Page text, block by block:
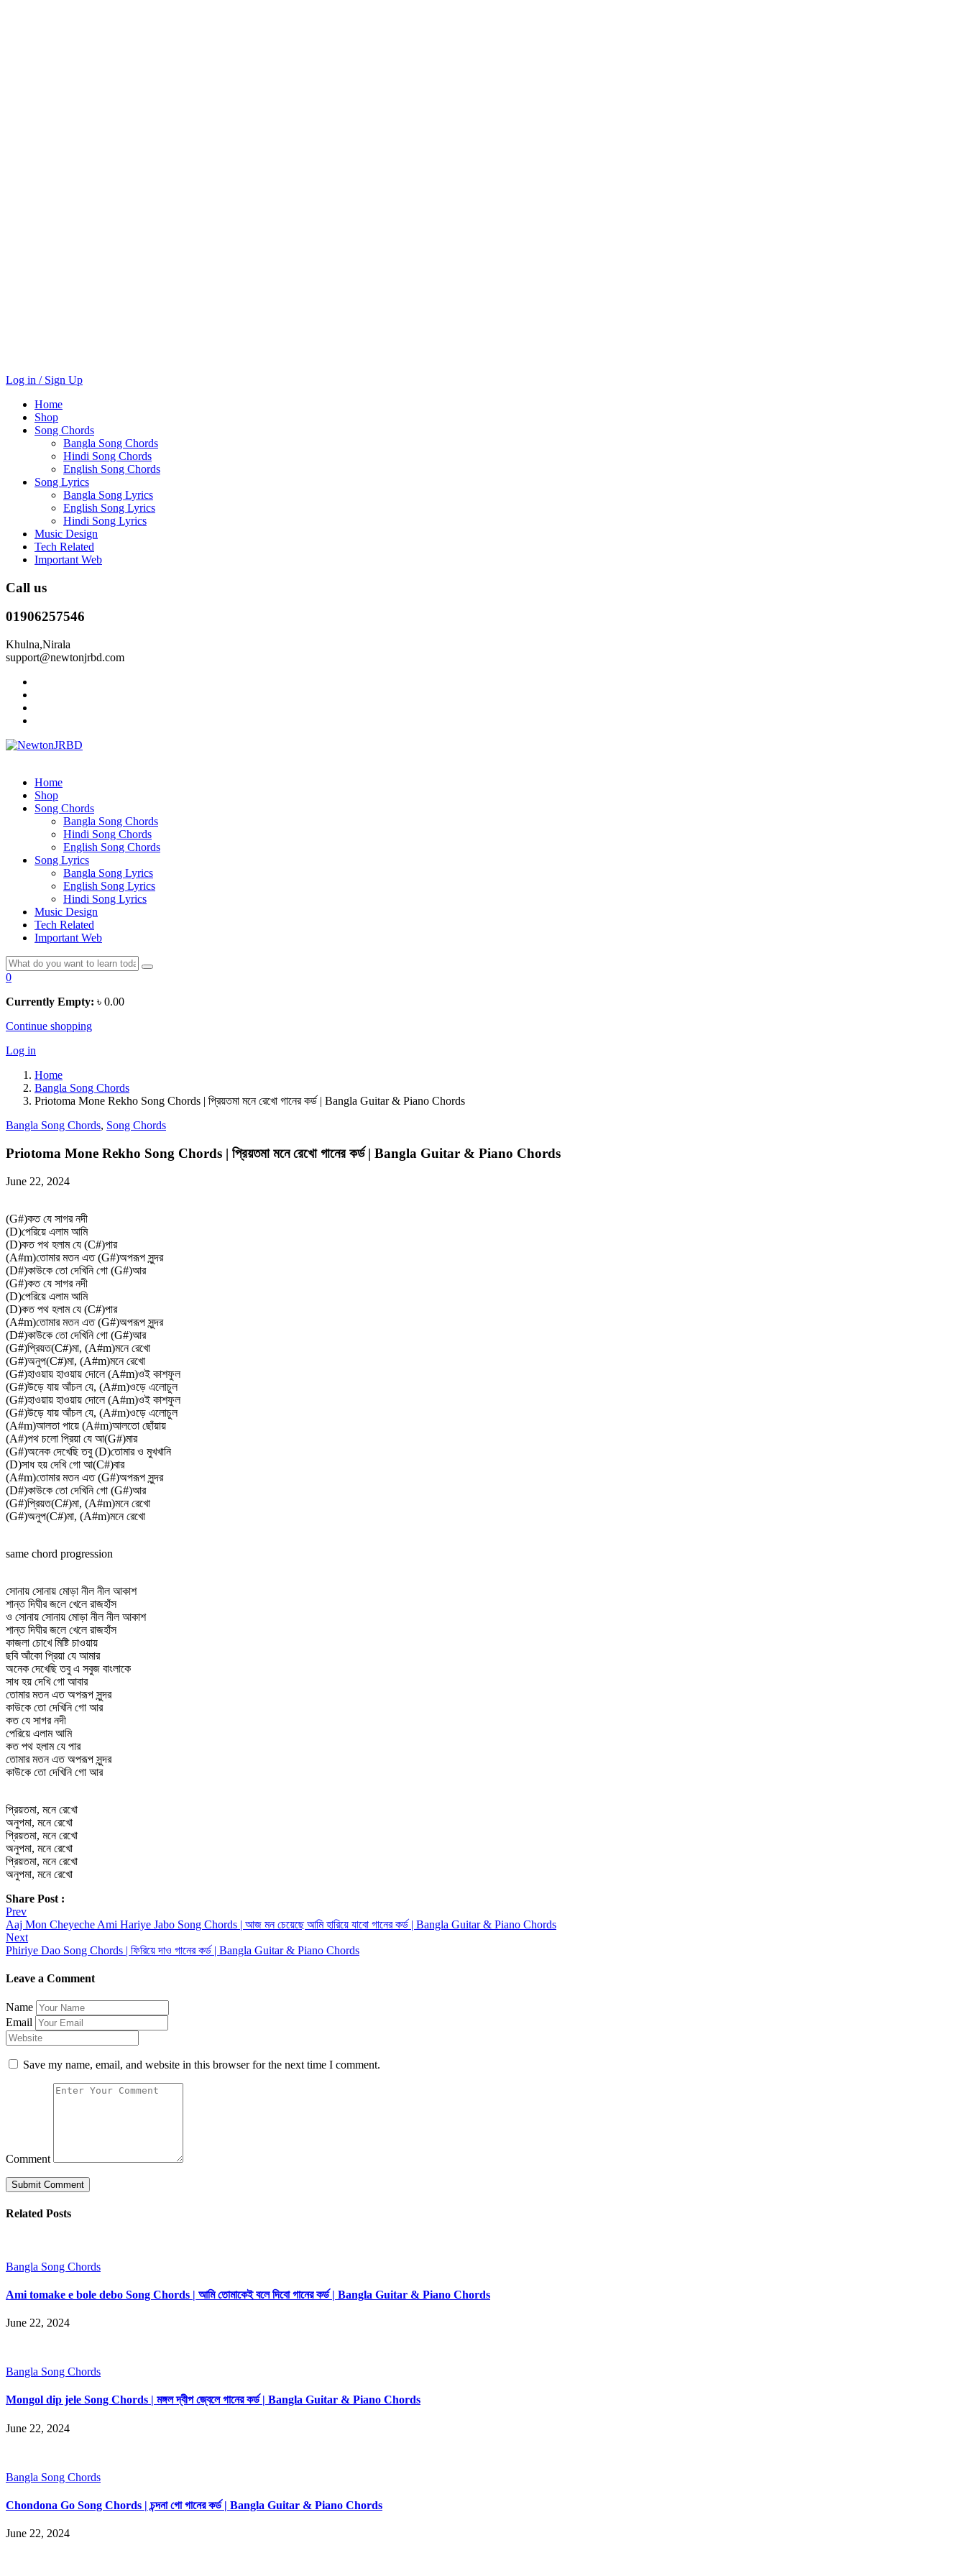
Log in / Sign Up
Home
Shop
Song Chords
Bangla Song Chords
Hindi Song Chords
English Song Chords
Song Lyrics
Bangla Song Lyrics
English Song Lyrics
Hindi Song Lyrics
Music Design
Tech Related
Important Web
Call us
01906257546
Khulna,Nirala
support@newtonjrbd.com
Home
Shop
Song Chords
Bangla Song Chords
Hindi Song Chords
English Song Chords
Song Lyrics
Bangla Song Lyrics
English Song Lyrics
Hindi Song Lyrics
Music Design
Tech Related
Important Web
0
Currently Empty: ৳ 0.00
Continue shopping
Log in
Home
Bangla Song Chords
Priotoma Mone Rekho Song Chords | প্রিয়তমা মনে রেখো গানের কর্ড | Bangla Guitar & Piano Chords
Bangla Song Chords, Song Chords
Priotoma Mone Rekho Song Chords | প্রিয়তমা মনে রেখো গানের কর্ড | Bangla Guitar & Piano Chords
June 22, 2024
(G#)কত যে সাগর নদী
(D)পেরিয়ে এলাম আমি
(D)কত পথ হলাম যে (C#)পার
(A#m)তোমার মতন এত (G#)অপরূপ সুন্দর
(D#)কাউকে তো দেখিনি গো (G#)আর
(G#)কত যে সাগর নদী
(D)পেরিয়ে এলাম আমি
(D)কত পথ হলাম যে (C#)পার
(A#m)তোমার মতন এত (G#)অপরূপ সুন্দর
(D#)কাউকে তো দেখিনি গো (G#)আর
(G#)প্রিয়ত(C#)মা, (A#m)মনে রেখো
(G#)অনুপ(C#)মা, (A#m)মনে রেখো
(G#)হাওয়ায় হাওয়ায় দোলে (A#m)ওই কাশফুল
(G#)উড়ে যায় আঁচল যে, (A#m)ওড়ে এলোচুল
(G#)হাওয়ায় হাওয়ায় দোলে (A#m)ওই কাশফুল
(G#)উড়ে যায় আঁচল যে, (A#m)ওড়ে এলোচুল
(A#m)আলতা পায়ে (A#m)আলতো ছোঁয়ায়
(A#)পথ চলো প্রিয়া যে আ(G#)মার
(G#)অনেক দেখেছি তবু (D)তোমার ও মুখখানি
(D)সাধ হয় দেখি গো আ(C#)বার
(A#m)তোমার মতন এত (G#)অপরূপ সুন্দর
(D#)কাউকে তো দেখিনি গো (G#)আর
(G#)প্রিয়ত(C#)মা, (A#m)মনে রেখো
(G#)অনুপ(C#)মা, (A#m)মনে রেখো
same chord progression
সোনায় সোনায় মোড়া নীল নীল আকাশ
শান্ত দিঘীর জলে খেলে রাজহাঁস
ও সোনায় সোনায় মোড়া নীল নীল আকাশ
শান্ত দিঘীর জলে খেলে রাজহাঁস
কাজলা চোখে মিষ্টি চাওয়ায়
ছবি আঁকো প্রিয়া যে আমার
অনেক দেখেছি তবু এ সবুজ বাংলাকে
সাধ হয় দেখি গো আবার
তোমার মতন এত অপরূপ সুন্দর
কাউকে তো দেখিনি গো আর
কত যে সাগর নদী
পেরিয়ে এলাম আমি
কত পথ হলাম যে পার
তোমার মতন এত অপরূপ সুন্দর
কাউকে তো দেখিনি গো আর
প্রিয়তমা, মনে রেখো
অনুপমা, মনে রেখো
প্রিয়তমা, মনে রেখো
অনুপমা, মনে রেখো
প্রিয়তমা, মনে রেখো
অনুপমা, মনে রেখো
Share Post :
Post
navigation
Prev
Aaj Mon Cheyeche Ami Hariye Jabo Song Chords | আজ মন চেয়েছে আমি হারিয়ে যাবো গানের কর্ড | Bangla Guitar & Piano Chords
Next
Phiriye Dao Song Chords | ফিরিয়ে দাও গানের কর্ড | Bangla Guitar & Piano Chords
Leave a Comment
Name
Email
Save my name, email, and website in this browser for the next time I comment.
Comment
Related Posts
Bangla Song Chords
Ami tomake e bole debo Song Chords | আমি তোমাকেই বলে দিবো গানের কর্ড | Bangla Guitar & Piano Chords
June 22, 2024
Bangla Song Chords
Mongol dip jele Song Chords | মঙ্গল দ্বীপ জ্বেলে গানের কর্ড | Bangla Guitar & Piano Chords
June 22, 2024
Bangla Song Chords
Chondona Go Song Chords | চন্দনা গো গানের কর্ড | Bangla Guitar & Piano Chords
June 22, 2024